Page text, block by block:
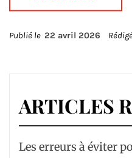
Publié le 22 avril 2026
ARTICLES
Les erreurs à éviter